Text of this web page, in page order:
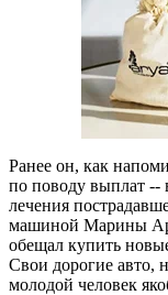
Ранее он, как
по поводу выплат --
лечения
машиной Марины
обещал купить
Свои дорогие авто,
молодой человек